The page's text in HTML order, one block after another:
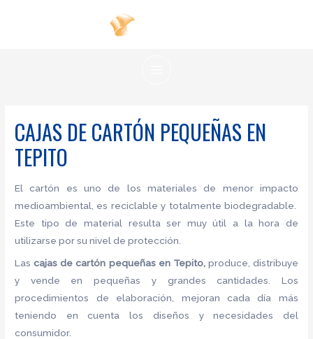
CAJAS DE CARTÓN PEQUEÑAS EN
TEPITO
El cartón es uno de los materiales de menor impacto
medioambiental, es reciclable y totalmente biodegradable.
Este tipo de material resulta ser muy útil a la hora de
utilizarse por su nivel de protección.
Las cajas de cartón pequeñas en Tepito,produce, distribuye
y vende en pequeñas y grandes cantidades. Los
procedimientos de elaboración, mejoran cada día más
teniendo en cuenta los diseños y necesidades del
consumidor.